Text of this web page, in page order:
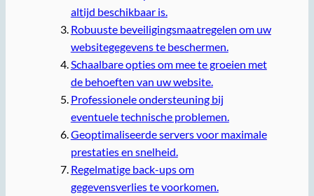
altijd beschikbaar is.
Robuuste beveiligingsmaatregelen om uw
websitegegevens te beschermen.
Schaalbare opties om mee te groeien met
de behoeften van uw website.
Professionele ondersteuning bij
eventuele technische problemen.
Geoptimaliseerde servers voor maximale
prestaties en snelheid.
Regelmatige back-ups om
gegevensverlies te voorkomen.